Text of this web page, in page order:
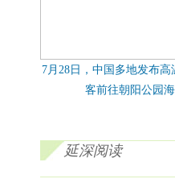
7月28日，中国多地发布
客前往朝阳公园
延深阅读